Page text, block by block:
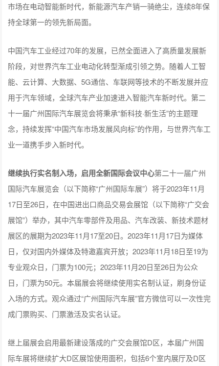
市场在电动智能新时代，新能源汽车产销一骑绝尘，连续8年保
持全球第一的领先新局面。
中国汽车工业经过70年的发展，已然全面进入了高质量发展新
阶段，对世界汽车工业电动化转型渐成引领之势。随着人工智
能、云计算、大数据、5G通信、车联网等技术的不断发展并应
用于汽车领域，全球汽车产业加速进入智能汽车新时代。第二
十一届广州国际汽车展览会将秉承“新科技·新生活”的主题理
念，持续发挥“中国汽车市场发展风向标”的作用，与世界汽车工
业一道携手步入新时代。
继续执行实名制入场，启用全新国际会议中心第二十一届广州
国际汽车展览会（以下简称“广州国际车展”）将于2023年11月
17日至26日，在中国进出口商品交易会展馆（以下简称“广交会
展馆”）举办，其中汽车零部件及用品、汽车改装、新技术题材
展区的展期为2023年11月17至20日。2023年11月17日为媒体
日，仅对国内外媒体及特邀嘉宾开放；2023年11月18日至19为
专业观众日，门票为100元；2023年11月20日至26日为公众
日，门票为50元。本届展会将继续使用实名制认证，刷身份证
入场的方式。观众通过“广州国际汽车展”官方微信可以一次性完
成门票购买、门票激活及实名认证。
继上届展会启用最新建设落成的广交会展馆D区，本届广州国
际车展将继续扩大D区展馆使用面积，包括6个室内展厅及D区